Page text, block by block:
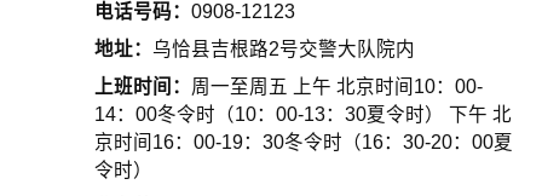
电话号码： 0908-12123
地址： 乌恰县吉根路2号交警大队院内
上班时间： 周一至周五 上午 北京时间10：00-
14：00冬令时（10：00-13：30夏令时） 下午 北
京时间16：00-19：30冬令时（16：30-20：00夏
令时）